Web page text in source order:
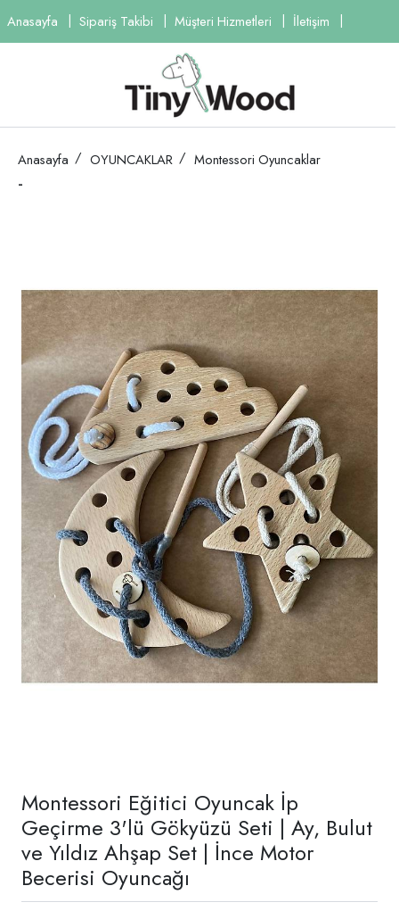
Anasayfa Sipariş Takibi Müşteri Hizmetleri İletişim
Anasayfa OYUNCAKLAR Montessori Oyuncaklar
-
Montessori Eğitici Oyuncak İp
Geçirme 3'lü Gökyüzü Seti | Ay, Bulut
ve Yıldız Ahşap Set | İnce Motor
Becerisi Oyuncağı